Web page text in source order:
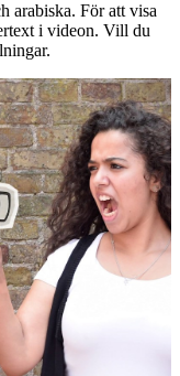
arabiska. För att visa
i videon. Vill du